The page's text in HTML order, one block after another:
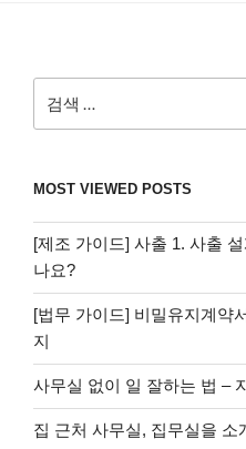
색:
MOST VIEWED POSTS
[제조 가이드] 사출 1. 사출
나요?
[법무 가이드] 비밀유지계약
지
사무실 없이 일 잘하는 법 –
집 근처 사무실, 집무실을 소